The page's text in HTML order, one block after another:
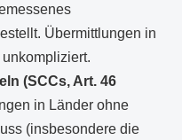
Übermittlungen in
(SCCs, Art. 46
in Länder ohne
(insbesondere die